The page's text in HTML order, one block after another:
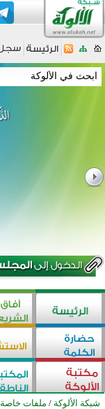
شبكة الألوكة / ملفات خاصة